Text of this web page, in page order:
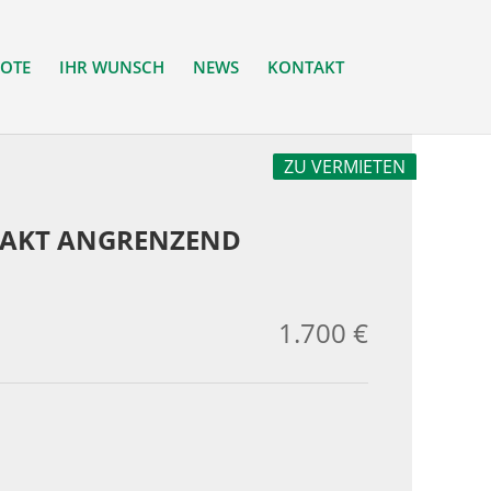
IHR WUNSCH NEWS KONTAKT
ZU VERMIETEN
ANGRENZEND
1.700 €